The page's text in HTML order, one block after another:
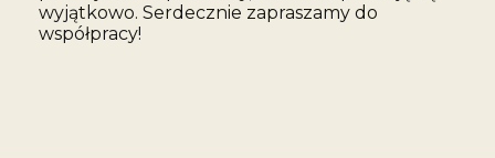
wyjątkowo. Serdecznie zapraszamy do
współpracy!